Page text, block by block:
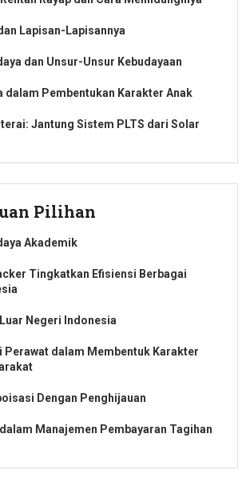
Lapisan-Lapisannya
dan Unsur-Unsur Kebudayaan
dalam Pembentukan Karakter Anak
Jantung Sistem PLTS dari Solar
Pilihan
Akademik
Tingkatkan Efisiensi Berbagai
Negeri Indonesia
Perawat dalam Membentuk Karakter
Dengan Penghijauan
Manajemen Pembayaran Tagihan